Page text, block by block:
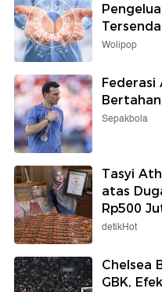
Wolipop
Federasi
Sepakbola
Tasyi
atas
Rp500
detikHot
Chelsea
GBK,